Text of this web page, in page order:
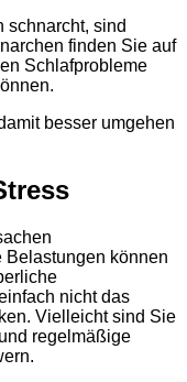
schnarcht, sind
finden Sie auf
Schlafprobleme
besser umgehen
Belastungen können
nicht das
Vielleicht sind Sie
regelmäßige